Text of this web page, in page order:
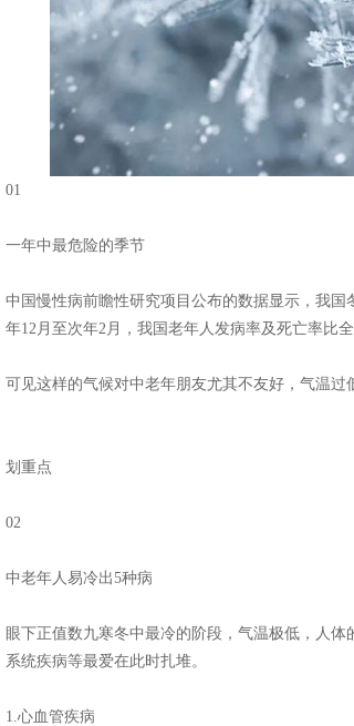
01
一年中最危险的季节
中国慢性病前瞻性研究项目公布的数据显示，我
年12月至次年2月，我国老年人发病率及死亡率比
可见这样的气候对中老年朋友尤其不友好，气温过
划重点
02
中老年人易冷出5种病
眼下正值数九寒冬中最冷的阶段，气温极低，人
系统疾病等最爱在此时扎堆。
1.心血管疾病